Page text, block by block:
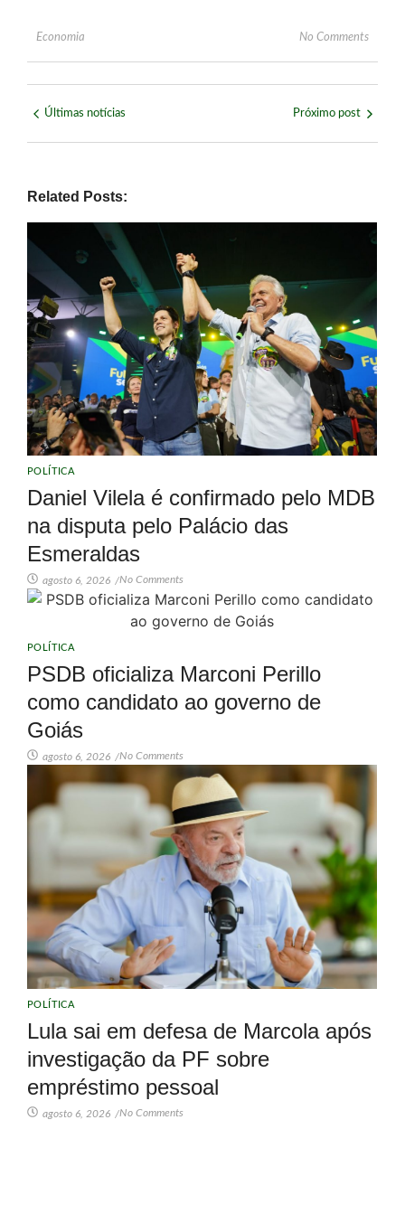
Economia No Comments
Últimas notícias Próximo post
Related Posts:
POLÍTICA
Daniel Vilela é confirmado pelo MDB
na disputa pelo Palácio das
Esmeraldas
agosto 6, 2026 /No Comments
POLÍTICA
PSDB oficializa Marconi Perillo
como candidato ao governo de
Goiás
agosto 6, 2026 /No Comments
POLÍTICA
Lula sai em defesa de Marcola após
investigação da PF sobre
empréstimo pessoal
agosto 6, 2026 /No Comments